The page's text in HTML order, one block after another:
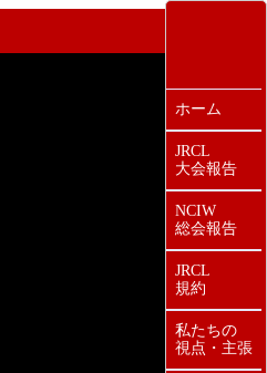
ホーム
JRCL
大会報告
NCIW
総会報告
JRCL
規約
私たちの
視点・主張